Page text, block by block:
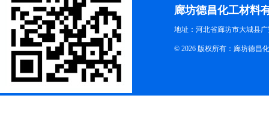
廊坊德昌化工材料
地址：河北省廊坊市大城县
© 2026 版权所有：廊坊德昌